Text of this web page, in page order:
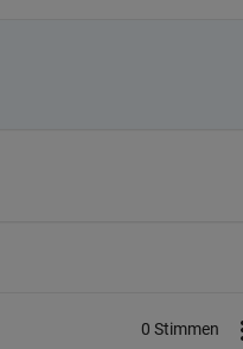
0 Stimmen